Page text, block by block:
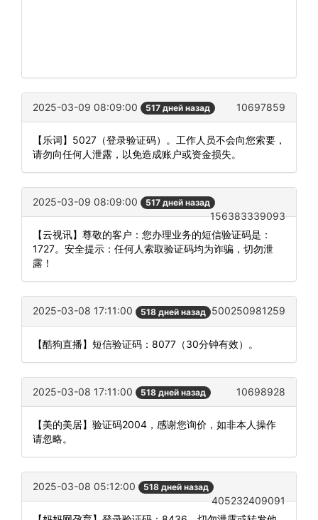
2025-03-09 08:09:00 517 дней назад 10697859
【乐词】5027（登录验证码）。工作人员不会向您索要，
请勿向任何人泄露，以免造成账户或资金损失。
2025-03-09 08:09:00 517 дней назад
156383339093
【云视讯】尊敬的客户：您办理业务的短信验证码是：
1727。安全提示：任何人索取验证码均为诈骗，切勿泄
露！
2025-03-08 17:11:00 518 дней назад 500250981259
【酷狗直播】短信验证码：8077（30分钟有效）。
2025-03-08 17:11:00 518 дней назад 10698928
【美的美居】验证码2004，感谢您询价，如非本人操作
请忽略。
2025-03-08 05:12:00 518 дней назад
405232409091